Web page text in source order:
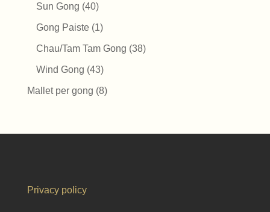
Sun Gong 4040
prodotti
Gong Paiste 11
prodotto
Chau/Tam Tam Gong 3838
Wind Gong 4343
prodotti
Mallet per gong 88
Privacy policy